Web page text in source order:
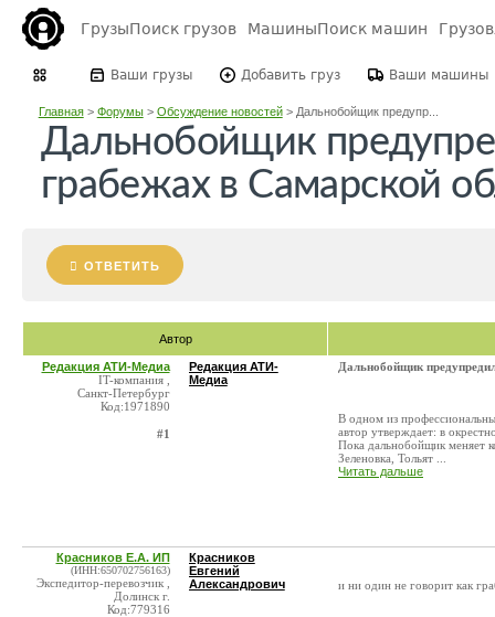
ГрузыПоиск грузов МашиныПоиск машин
Ваши грузы Добавить груз Ваши машины
Главная> Форумы> Обсуждение новостей> Дальнобойщик предупр...
Дальнобойщик
грабежах в Самарской
ОТВЕТИТЬ
Автор
Редакция АТИ-Медиа
IT-компания ,
Санкт-Петербург
Код:1971890
#1
Редакция АТИ-
Медиа
Дальнобойщик
В одном из
автор утверждает: в
Пока дальнобойщик меняет
Зеленовка, Тольят ...
Читать дальше
Красников Е.А. ИП
(ИНН:650702756163)
Экспедитор-перевозчик ,
Долинск г.
Код:779316
Красников
Евгений
Александрович
и ни один не говорит как